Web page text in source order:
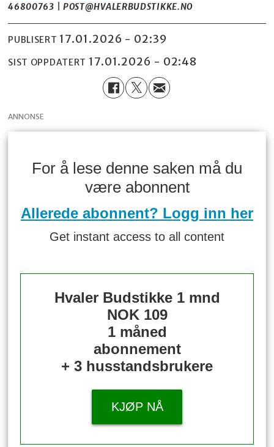
46800763 | POST@HVALERBUDSTIKKE.NO
PUBLISERT 17.01.2026 - 02:39
SIST OPPDATERT 17.01.2026 - 02:48
ANNONSE
For å lese denne saken må du
være abonnent
Allerede abonnent? Logg inn her
Get instant access to all content
Hvaler Budstikke 1 mnd
NOK 109
1 måned
abonnement
+ 3 husstandsbrukere
KJØP NÅ